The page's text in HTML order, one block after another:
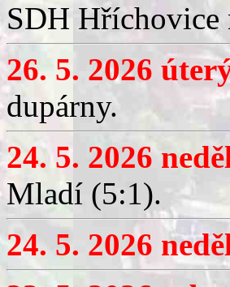
SDH Hříchovice
26. 5. 2026
dupárny.
24. 5. 2026
Mladí (5:1).
24. 5. 2026